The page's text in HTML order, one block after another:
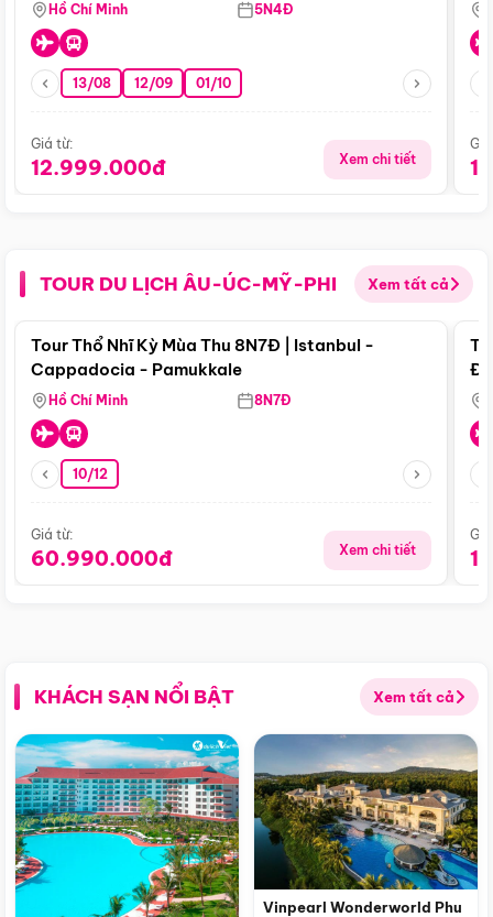
Hồ Chí Minh 5N4Đ
13/08 12/09 01/10
Giá từ:
12.999.000đ Xem chi tiết
TOUR DU LỊCH ÂU-ÚC-MỸ-PHI Xem tất cả
Điểm nổi bật
Tour Thổ Nhĩ Kỳ Mùa Thu 8N7Đ | Istanbul -
Cappadocia - Pamukkale
Hồ Chí Minh 8N7Đ
10/12
Giá từ:
60.990.000đ Xem chi tiết
KHÁCH SẠN NỔI BẬT Xem tất cả
Vinpearl Wonderworld Phu